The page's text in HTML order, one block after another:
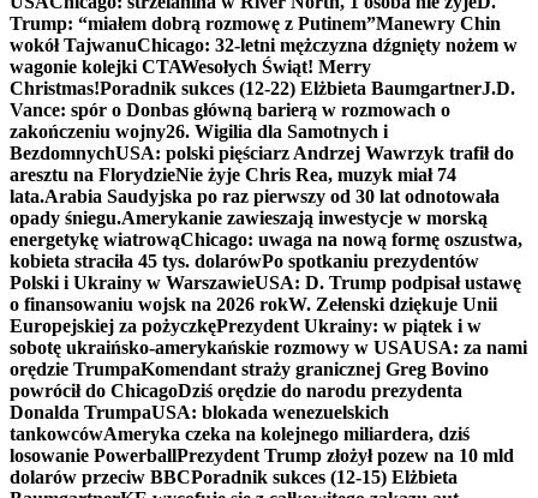
Trump: “miałem dobrą rozmowę z Putinem”Manewry Chin
wokół TajwanuChicago: 32-letni mężczyzna dźgnięty nożem w
wagonie kolejki CTAWesołych Świąt! Merry
Christmas!Poradnik sukces (12-22) Elżbieta BaumgartnerJ.D.
Vance: spór o Donbas główną barierą w rozmowach o
zakończeniu wojny26. Wigilia dla Samotnych i
BezdomnychUSA: polski pięściarz Andrzej Wawrzyk trafił do
aresztu na FlorydzieNie żyje Chris Rea, muzyk miał 74
lata.Arabia Saudyjska po raz pierwszy od 30 lat odnotowała
opady śniegu.Amerykanie zawieszają inwestycje w morską
energetykę wiatrowąChicago: uwaga na nową formę oszustwa,
kobieta straciła 45 tys. dolarówPo spotkaniu prezydentów
Polski i Ukrainy w WarszawieUSA: D. Trump podpisał ustawę
o finansowaniu wojsk na 2026 rokW. Zełenski dziękuje Unii
Europejskiej za pożyczkęPrezydent Ukrainy: w piątek i w
sobotę ukraińsko-amerykańskie rozmowy w USAUSA: za nami
orędzie TrumpaKomendant straży granicznej Greg Bovino
powrócił do ChicagoDziś orędzie do narodu prezydenta
Donalda TrumpaUSA: blokada wenezuelskich
tankowcówAmeryka czeka na kolejnego miliardera, dziś
losowanie PowerballPrezydent Trump złożył pozew na 10 mld
dolarów przeciw BBCPoradnik sukces (12-15) Elżbieta